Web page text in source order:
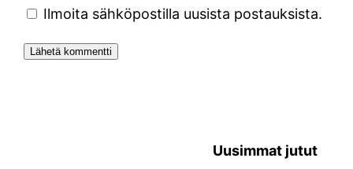
Ilmoita sähköpostilla uusista postauksista.
Uusimmat jutut